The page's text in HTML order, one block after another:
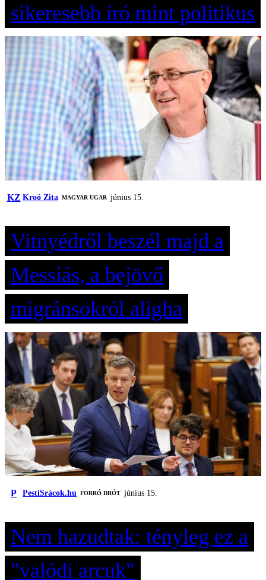
sikeresebb író mint politikus
KZ Kroó Zita MAGYAR UGAR június 15.
Vitnyédről beszél majd a
Messiás, a bejövő
migránsokról aligha
P PestiSrácok.hu FORRÓ DRÓT június 15.
Nem hazudtak: tényleg ez a
"valódi arcuk"